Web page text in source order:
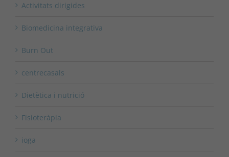
Activitats dirigides
Biomedicina integrativa
Burn Out
centrecasals
Dietètica i nutrició
Fisioteràpia
ioga